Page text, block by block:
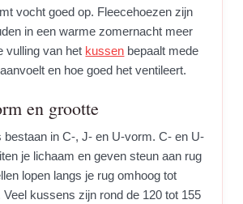
vocht goed op. Fleecehoezen zijn
in een warme zomernacht meer
vulling van het kussen bepaalt mede
en hoe goed het ventileert.
en grootte
bestaan in C-, J- en U-vorm. C- en U-
je lichaam en geven steun aan rug
lopen langs je rug omhoog tot
Veel kussens zijn rond de 120 tot 155